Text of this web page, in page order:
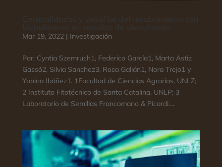
Mar 19, 2022| Investigación
Por: Cyntia Szemruch1, Federico García1, Marta Astiz
Gassó2, Silvia Sanchez3, Rosa Galián1, Nora Trejo1 y
Yanina Ibáñez1. 1Facultad de Ciencias Agrarias, UNLZ;
2 Instituto Fitotécnico de Santa Catalina. UNLP; 3
Laboratorio de Semillas Francomano & Picardi....